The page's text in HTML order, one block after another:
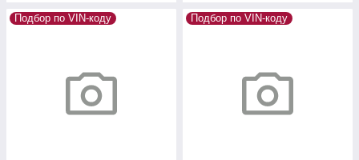
Подбор по VIN-коду Подбор по VIN-коду